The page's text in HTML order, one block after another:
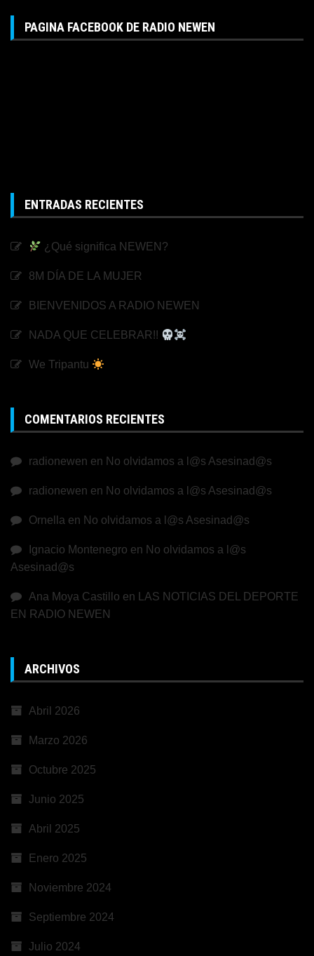
PAGINA FACEBOOK DE RADIO NEWEN
ENTRADAS RECIENTES
¿Qué significa NEWEN?
8M DÍA DE LA MUJER
BIENVENIDOS A RADIO NEWEN
NADA QUE CELEBRAR!!
We Tripantu
COMENTARIOS RECIENTES
radionewen en No olvidamos a l@s Asesinad@s
radionewen en No olvidamos a l@s Asesinad@s
Ornella en No olvidamos a l@s Asesinad@s
Ignacio Montenegro en No olvidamos a l@s
Asesinad@s
Ana Moya Castillo en
LAS NOTICIAS DEL DEPORTE
EN RADIO NEWEN
ARCHIVOS
Abril 2026
Marzo 2026
Octubre 2025
Junio 2025
Abril 2025
Enero 2025
Noviembre 2024
Septiembre 2024
Julio 2024